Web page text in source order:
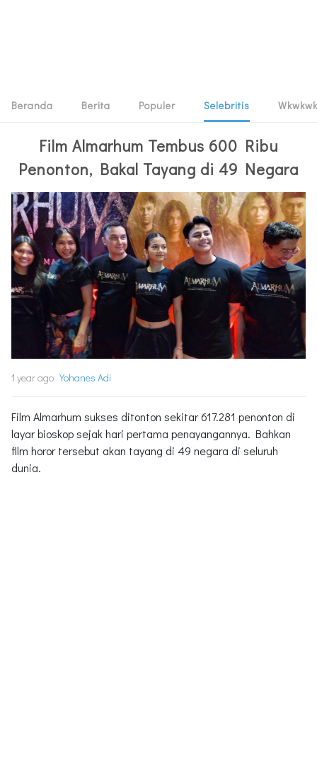
Beranda Berita Populer Selebritis Wkwkwk
Film Almarhum Tembus 600 Ribu
Penonton, Bakal Tayang di 49 Negara
1 year ago Yohanes Adi
Film Almarhum sukses ditonton sekitar 617.281 penonton di
layar bioskop sejak hari pertama penayangannya. Bahkan
film horor tersebut akan tayang di 49 negara di seluruh
dunia.